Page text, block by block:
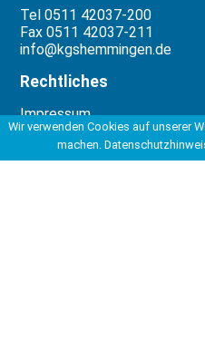
Tel 0511 42037-200
Fax 0511 42037-211
info@kgshemmingen.de
Rechtliches
Impressum
Datenschutzbeauftragter
Datenschutzerklärung
Datenverarbeitung
Wir verwenden Cookies auf unserer
machen.